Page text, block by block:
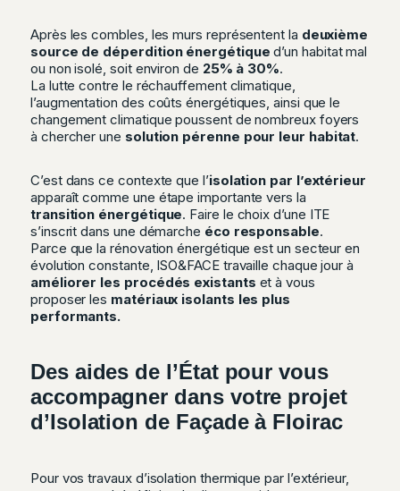
Après les combles, les murs représentent la deuxième
source de déperdition énergétique d’un habitat mal
ou non isolé, soit environ de 25% à 30%.
La lutte contre le réchauffement climatique,
l’augmentation des coûts énergétiques, ainsi que le
changement climatique poussent de nombreux foyers
à chercher une solution pérenne pour leur habitat.
C’est dans ce contexte que l’isolation par l’extérieur
apparaît comme une étape importante vers la
transition énergétique. Faire le choix d’une ITE
s’inscrit dans une démarche éco responsable.
Parce que la rénovation énergétique est un secteur en
évolution constante, ISO&FACE travaille chaque jour à
améliorer les procédés existants et à vous
proposer les matériaux isolants les plus
performants.
Des aides de l’État pour vous
accompagner dans votre projet
d’Isolation de Façade à Floirac
Pour vos travaux d’isolation thermique par l’extérieur,